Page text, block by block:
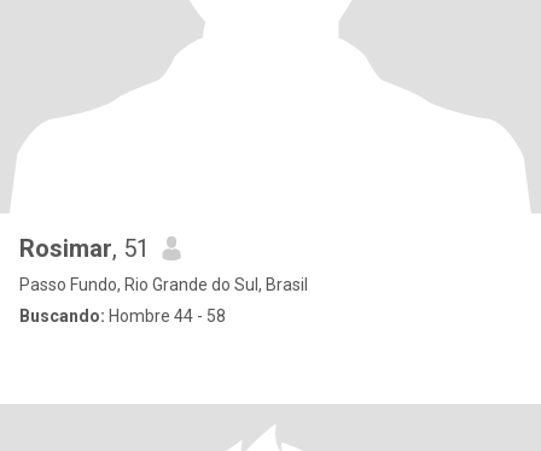
Rosimar, 51
Passo Fundo, Rio Grande do Sul, Brasil
Buscando: Hombre 44 - 58